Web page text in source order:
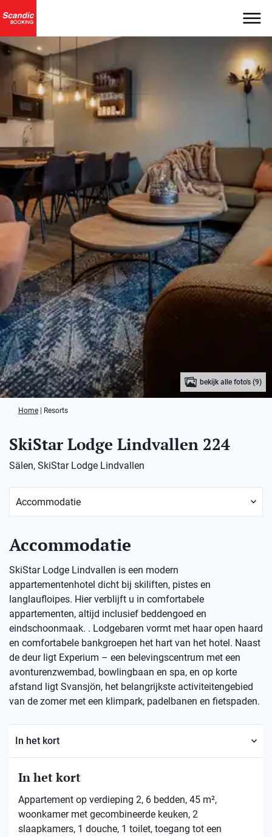
bekijk alle foto's (9)
Home Resorts
SkiStar Lodge Lindvallen 224
Sälen, SkiStar Lodge Lindvallen
Accommodatie
SkiStar Lodge Lindvallen is een modern
appartementenhotel dicht bij skiliften, pistes en
langlaufloipes. Hier verblijft u in comfortabele
appartementen, altijd inclusief beddengoed en
eindschoonmaak. . Lodgebaren vormt met haar open haard
en comfortabele bankgroepen het hart van het hotel. Naast
de deur ligt Experium – een belevingscentrum met een
avonturenzwembad, bowlingbaan en spa, en op korte
afstand ligt Svansjön, het belangrijkste activiteitengebied
van de zomer met een klimpark, padelbanen en fietspaden.
In het kort
In het kort
Appartement op verdieping 2, 6 bedden, 45 m²,
woonkamer met gecombineerde keuken, 2
slaapkamers, 1 douche, 1 toilet, toegang tot een